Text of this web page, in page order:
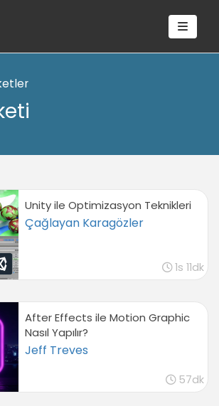
Unity ile Optimizasyon Teknikleri
Çağlayan Karagözler
1s 11dk
After Effects ile Motion Graphic
Nasıl Yapılır?
Jeff Treves
57dk